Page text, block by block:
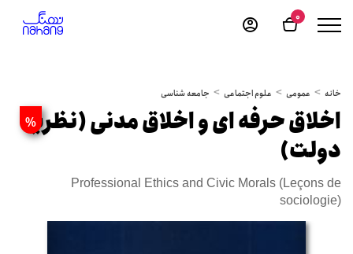
0
خانه عمومی علوم اجتماعی جامعه شناسی
%
اخلاق حرفه ای و اخلاق مدنی (نظریه
دولت)
Professional Ethics and Civic Morals (Leçons de
sociologie)